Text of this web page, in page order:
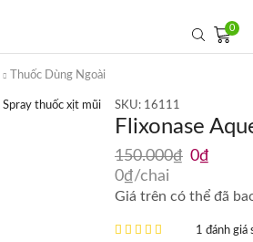
0
Thuốc Dùng Ngoài
SKU: 16111
Flixonase
150.000₫ Giá
là:
0₫Giá
tại
0₫.
0₫/chai
Giá trên có thể đã
1 đánh giá